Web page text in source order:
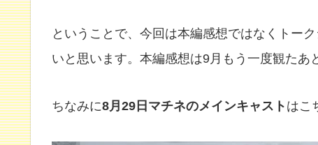
ということで、今回は本編感想ではなくトー
いと思います。本編感想は9月もう一度観たあ
ちなみに8月29日マチネのメインキャスト はこ